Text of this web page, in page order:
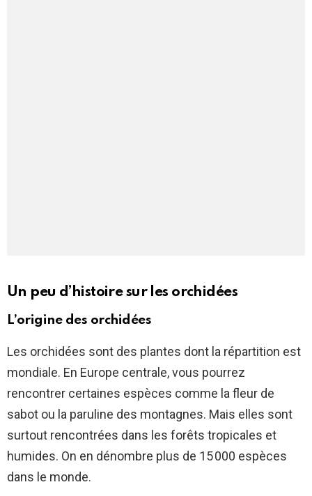
Un peu d’histoire sur les orchidées
L’origine des orchidées
Les orchidées sont des plantes dont la répartition est
mondiale. En Europe centrale, vous pourrez
rencontrer certaines espèces comme la fleur de
sabot ou la paruline des montagnes. Mais elles sont
surtout rencontrées dans les forêts tropicales et
humides. On en dénombre plus de 15 000 espèces
dans le monde.